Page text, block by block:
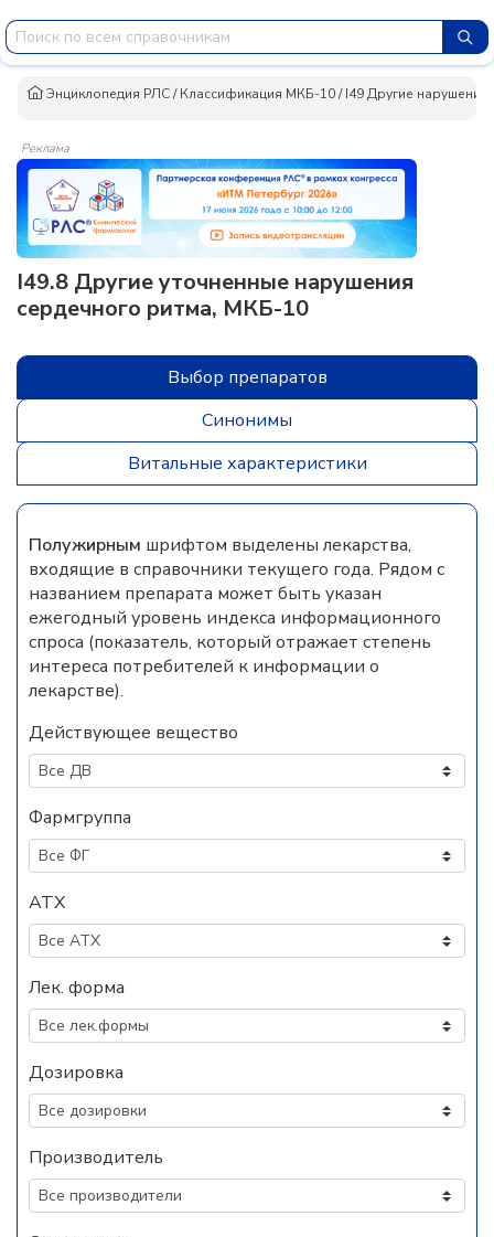
Энциклопедия РЛС/Классификация МКБ-10/I49 Другие нарушения
Реклама
I49.8 Другие уточненные нарушения
сердечного ритма, МКБ-10
Выбор препаратов
Синонимы
Витальные характеристики
Полужирным шрифтом выделены лекарства,
входящие в справочники текущего года. Рядом с
названием препарата может быть указан
ежегодный уровень индекса информационного
спроса (показатель, который отражает степень
интереса потребителей к информации о
лекарстве).
Действующее вещество
Фармгруппа
АТХ
Лек. форма
Дозировка
Производитель